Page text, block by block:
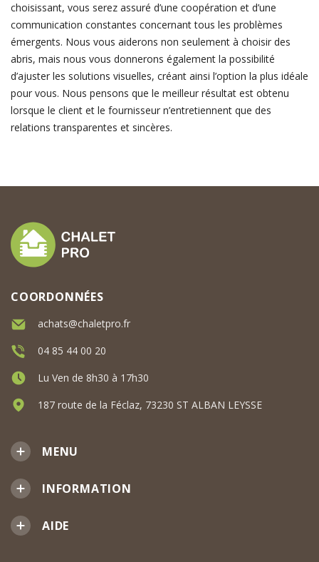
choisissant, vous serez assuré d’une coopération et d’une
communication constantes concernant tous les problèmes
émergents. Nous vous aiderons non seulement à choisir des
abris, mais nous vous donnerons également la possibilité
d’ajuster les solutions visuelles, créant ainsi l’option la plus idéale
pour vous. Nous pensons que le meilleur résultat est obtenu
lorsque le client et le fournisseur n’entretiennent que des
relations transparentes et sincères.
MENU
INFORMATION
AIDE
COORDONNÉES
achats@chaletpro.fr
04 85 44 00 20
Lu Ven de 8h30 à 17h30
187 route de la Féclaz, 73230 ST ALBAN LEYSSE